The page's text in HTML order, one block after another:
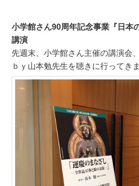
小学館さん90周年記念事業『日本
講演
先週末、小学館さん主催の講演会
ｂｙ山本勉先生を聴きに行ってきま